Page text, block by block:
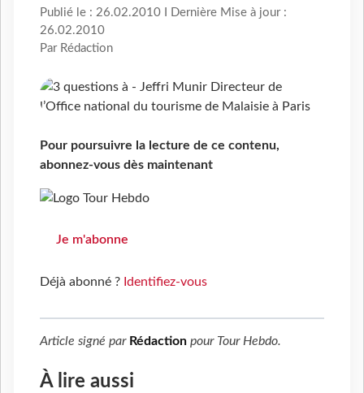
Publié le : 26.02.2010 I Dernière Mise à jour :
26.02.2010
Par Rédaction
Pour poursuivre la lecture de ce contenu,
abonnez-vous dès maintenant
Je m'abonne
Déjà abonné ? Identifiez-vous
Article signé par Rédaction pour Tour Hebdo.
À lire aussi